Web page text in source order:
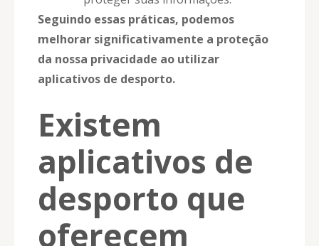
Seguindo essas práticas, podemos
melhorar significativamente a proteção
da nossa privacidade ao utilizar
aplicativos de desporto.
Existem
aplicativos de
desporto que
oferecem